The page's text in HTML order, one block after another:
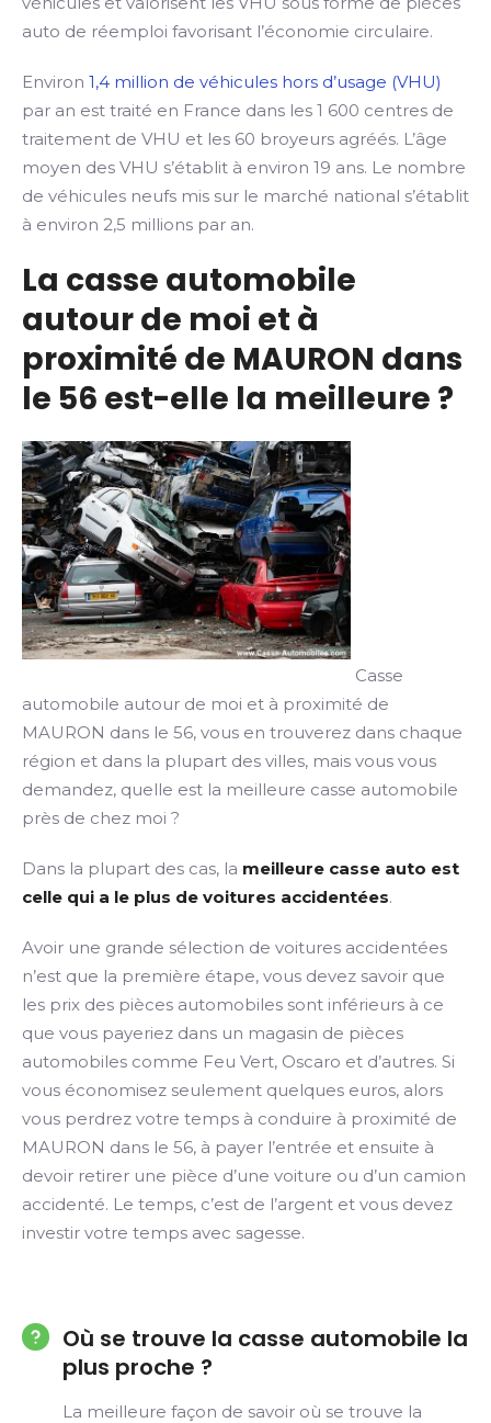
auto de réemploi favorisant l’économie circulaire.
Environ 1,4 million de véhicules hors d’usage (VHU)
par an est traité en France dans les 1 600 centres de
traitement de VHU et les 60 broyeurs agréés. L’âge
moyen des VHU s’établit à environ 19 ans. Le nombre
de véhicules neufs mis sur le marché national s’établit
à environ 2,5 millions par an.
La casse automobile
autour de moi et à
proximité de MAURON dans
le 56 est-elle la meilleure ?
Casse
automobile autour de moi et à proximité de
MAURON dans le 56, vous en trouverez dans chaque
région et dans la plupart des villes, mais vous vous
demandez, quelle est la meilleure casse automobile
près de chez moi ?
Dans la plupart des cas, la meilleure casse auto est
celle qui a le plus de voitures accidentées.
Avoir une grande sélection de voitures accidentées
n’est que la première étape, vous devez savoir que
les prix des pièces automobiles sont inférieurs à ce
que vous payeriez dans un magasin de pièces
automobiles comme Feu Vert, Oscaro et d’autres. Si
vous économisez seulement quelques euros, alors
vous perdrez votre temps à conduire à proximité de
MAURON dans le 56, à payer l’entrée et ensuite à
devoir retirer une pièce d’une voiture ou d’un camion
accidenté. Le temps, c’est de l’argent et vous devez
investir votre temps avec sagesse.
Où se trouve la casse automobile la
plus proche ?
La meilleure façon de savoir où se trouve la